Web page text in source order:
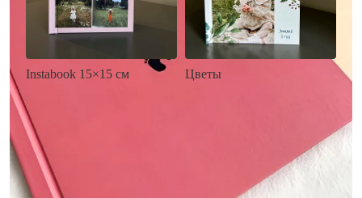
Instabook 15×15 см
• Выбор цвета фона
• Загрузка фото и текста
Заказать
Цветы